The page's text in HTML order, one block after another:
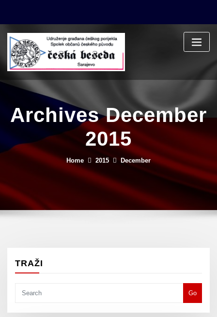
content
Archives December
2015
Home 2015 December
TRAŽI
Go